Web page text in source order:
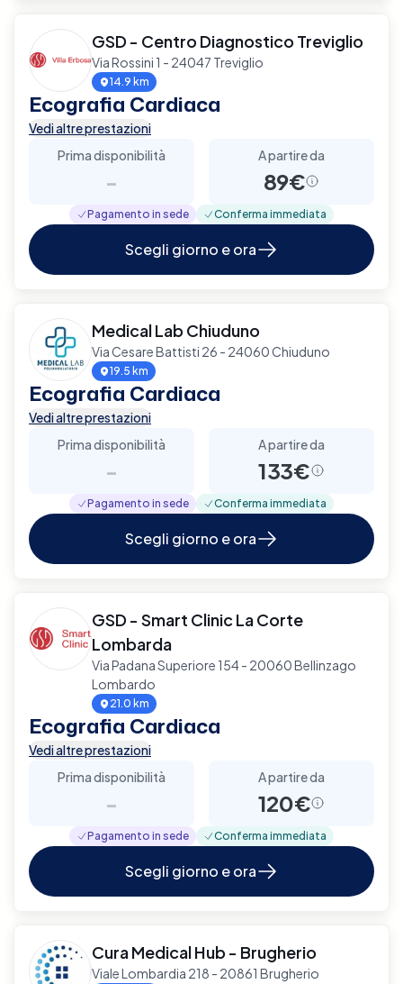
GSD - Centro Diagnostico Treviglio
Via Rossini 1 - 24047 Treviglio
14.9 km
Ecografia Cardiaca
Vedi altre prestazioni
Prima disponibilità
-
A partire da
89€
Pagamento in sede Conferma immediata
Scegli giorno e ora
Medical Lab Chiuduno
Via Cesare Battisti 26 - 24060 Chiuduno
19.5 km
Ecografia Cardiaca
Vedi altre prestazioni
Prima disponibilità
-
A partire da
133€
Pagamento in sede Conferma immediata
Scegli giorno e ora
GSD - Smart Clinic La Corte
Lombarda
Via Padana Superiore 154 - 20060 Bellinzago
Lombardo
21.0 km
Ecografia Cardiaca
Vedi altre prestazioni
Prima disponibilità
-
A partire da
120€
Pagamento in sede Conferma immediata
Scegli giorno e ora
Cura Medical Hub - Brugherio
Viale Lombardia 218 - 20861 Brugherio